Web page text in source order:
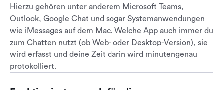
Hierzu gehören unter anderem Microsoft Teams,
Outlook, Google Chat und sogar Systemanwendungen
wie iMessages auf dem Mac. Welche App auch immer du
zum Chatten nutzt (ob Web- oder Desktop-Version), sie
wird erfasst und deine Zeit darin wird minutengenau
protokolliert.